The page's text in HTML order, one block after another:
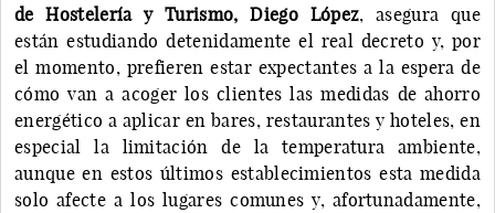
de Hostelería y Turismo, Diego López, asegura que
están estudiando detenidamente el real decreto y, por
el momento, prefieren estar expectantes a la espera de
cómo van a acoger los clientes las medidas de ahorro
energético a aplicar en bares, restaurantes y hoteles, en
especial la limitación de la temperatura ambiente,
aunque en estos últimos establecimientos esta medida
solo afecte a los lugares comunes y, afortunadamente,